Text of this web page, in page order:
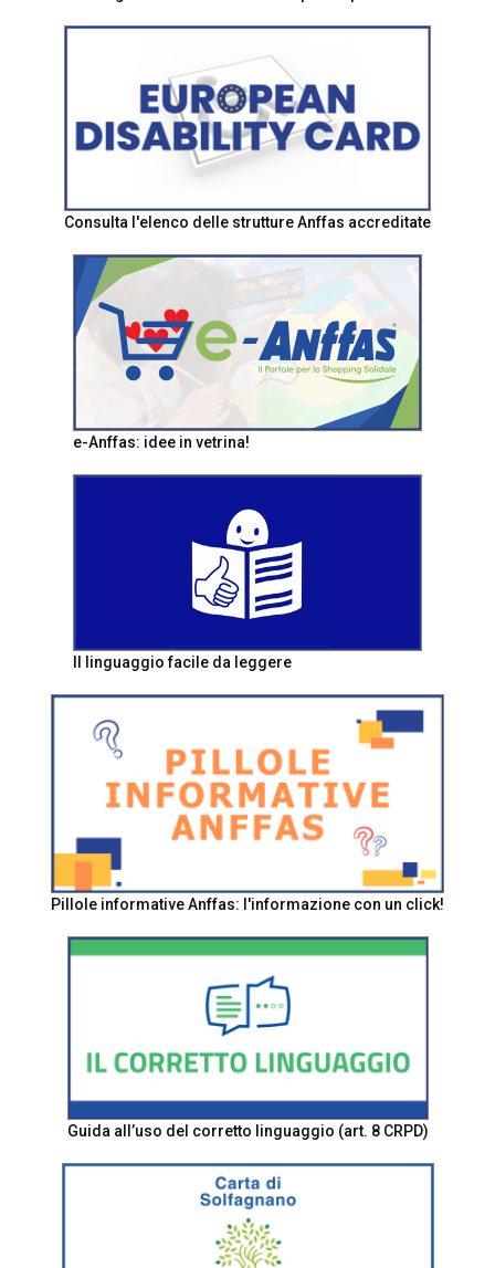
Consulta l'elenco delle strutture Anffas accreditate
e-Anffas: idee in vetrina!
Il linguaggio facile da leggere
Pillole informative Anffas: l'informazione con un click!
Guida all’uso del corretto linguaggio (art. 8 CRPD)